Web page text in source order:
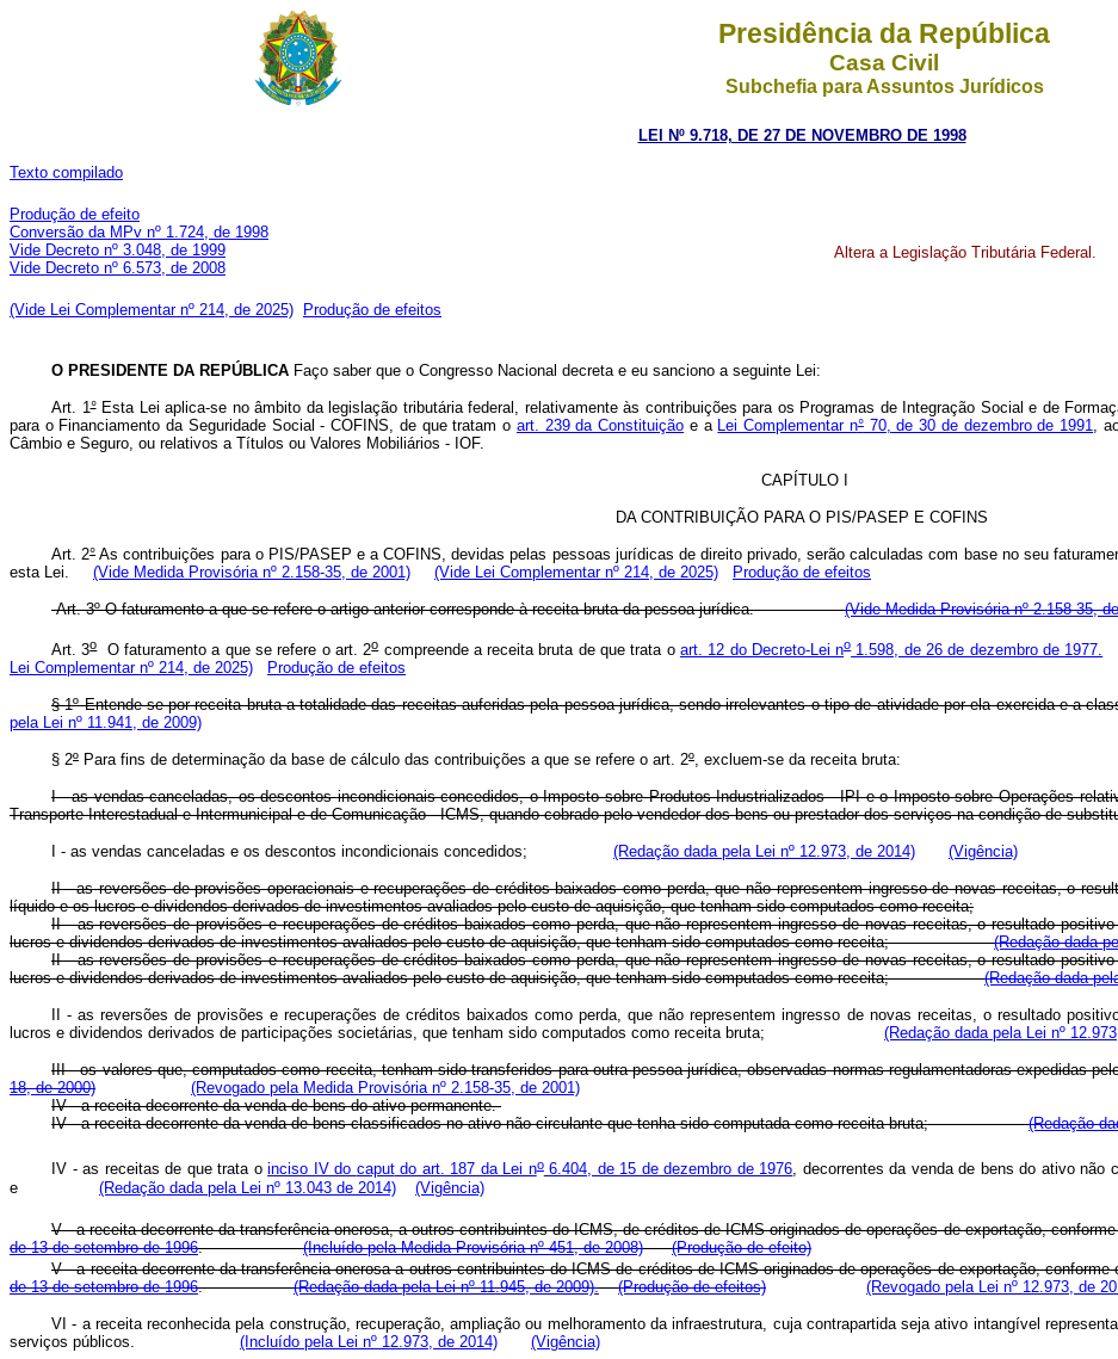
Presidência da República
Casa Civil
Subchefia para Assuntos Jurídicos
LEI Nº 9.718, DE 27 DE NOVEMBRO DE 1998
Texto compilado
Produção de efeito
Conversão da MPv nº 1.724, de 1998
Vide Decreto nº 3.048, de 1999
Vide Decreto nº 6.573, de 2008
(Vide Lei Complementar nº 214, de 2025) Produção de efeitos
Altera a Legislação Tributária Federal.
O PRESIDENTE DA REPÚBLICA Faço saber que o Congresso Nacional decreta e eu sanciono a seguinte Lei:
Art. 1°Esta Lei aplica-se no âmbito da legislação tributária federal, relativamente às contribuições para os Programas de Integração Social e de
para o Financiamento da Seguridade Social - COFINS, de que tratam o art. 239 da Constituição e a Lei Complementar n°70, de 30 de dezembro de 1991,
Câmbio e Seguro, ou relativos a Títulos ou Valores Mobiliários - IOF.
CAPÍTULO I
DA CONTRIBUIÇÃO PARA O PIS/PASEP E COFINS
Art. 2°As contribuições para o PIS/PASEP e a COFINS, devidas pelas pessoas jurídicas de direito privado, serão calculadas com base no seu
esta Lei. (Vide Medida Provisória nº 2.158-35, de 2001) (Vide Lei Complementar nº 214, de 2025) Produção de efeitos
Art. 3º O faturamento a que se refere o artigo anterior corresponde à receita bruta da pessoa jurídica.(Vide Medida Provisória nº 2.158-35,
Art. 3oO faturamento a que se refere o art. 2ocompreende a receita bruta de que trata o art. 12 do Decreto-Lei no1.598, de 26 de dezembro de 1977.
Lei Complementar nº 214, de 2025)
Produção de efeitos
§ 1º Entende-se por receita bruta a totalidade das receitas auferidas pela pessoa jurídica, sendo irrelevantes o tipo de atividade por ela exercida e a
pela Lei nº 11.941, de 2009)
§ 2º Para fins de determinação da base de cálculo das contribuições a que se refere o art. 2º, excluem-se da receita bruta:
I - as vendas canceladas, os descontos incondicionais concedidos, o Imposto sobre Produtos Industrializados - IPI e o Imposto sobre Operações
Transporte Interestadual e Intermunicipal e de Comunicação - ICMS, quando cobrado pelo vendedor dos bens ou prestador dos serviços na condição de
I - as vendas canceladas e os descontos incondicionais concedidos; (Redação dada pela Lei nº 12.973, de 2014) (Vigência)
II - as reversões de provisões operacionais e recuperações de créditos baixados como perda, que não representem ingresso de novas receitas, o
líquido e os lucros e dividendos derivados de investimentos avaliados pelo custo de aquisição, que tenham sido computados como receita;
II - as reversões de provisões e recuperações de créditos baixados como perda, que não representem ingresso de novas receitas, o resultado
lucros e dividendos derivados de investimentos avaliados pelo custo de aquisição, que tenham sido computados como receita;(Redação dada
II - as reversões de provisões e recuperações de créditos baixados como perda, que não representem ingresso de novas receitas, o resultado
lucros e dividendos derivados de investimentos avaliados pelo custo de aquisição, que tenham sido computados como receita;(Redação dada
II - as reversões de provisões e recuperações de créditos baixados como perda, que não representem ingresso de novas receitas, o resultado
lucros e dividendos derivados de participações societárias, que tenham sido computados como receita bruta; (Redação dada pela Lei nº
III - os valores que, computados como receita, tenham sido transferidos para outra pessoa jurídica, observadas normas regulamentadoras
18, de 2000)
(Revogado pela Medida Provisória nº 2.158-35, de 2001)
IV - a receita decorrente da venda de bens do ativo permanente.
IV - a receita decorrente da venda de bens classificados no ativo não circulante que tenha sido computada como receita bruta;(Redação
IV - as receitas de que trata oinciso IV do caputdo art. 187 da Lei no6.404, de 15 de dezembro de 1976, decorrentes da venda de bens do ativo não
e (Redação dada pela Lei nº 13.043 de 2014) (Vigência)
V - a receita decorrente da transferência onerosa, a outros contribuintes do ICMS, de créditos de ICMS originados de operações de exportação,
de 13 de setembro de 1996.(Incluído pela Medida Provisória nº 451, de 2008)
(Produção de efeito)
V - a receita decorrente da transferência onerosa a outros contribuintes do ICMS de créditos de ICMS originados de operações de exportação,
de 13 de setembro de 1996.(Redação dada pela Lei nº 11.945, de 2009). (Produção de efeitos) (Revogado pela Lei nº 12.973, de
VI - a receita reconhecida pela construção, recuperação, ampliação ou melhoramento da infraestrutura, cuja contrapartida seja ativo intangível
serviços públicos. (Incluído pela Lei nº 12.973, de 2014) (Vigência)